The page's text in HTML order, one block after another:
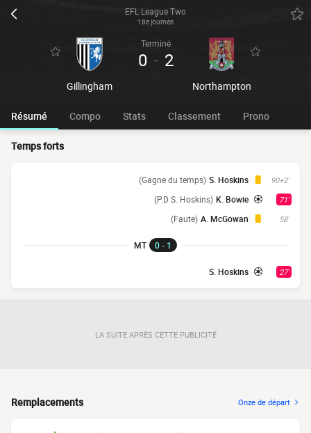
EFL League Two
18e journée
Gillingham
Terminé
0 - 2
Northampton
Résumé Compo Stats Classement Prono
Temps forts
90+2'
S. Hoskins
(Gagne du temps)
71'
K. Bowie
(P.D S. Hoskins)
58'
A. McGowan
(Faute)
MT 0 - 1
27'
S. Hoskins
LA SUITE APRÈS CETTE PUBLICITÉ
Remplacements Onze de départ